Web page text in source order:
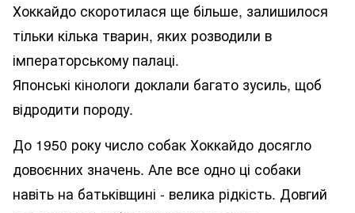
Хоккайдо скоротилася ще більше, залишилося
тільки кілька тварин, яких розводили в
імператорському палаці.
Японські кінологи доклали багато зусиль, щоб
відродити породу.
До 1950 року число собак Хоккайдо досягло
довоєнних значень. Але все одно ці собаки
навіть на батьківщині - велика рідкість. Довгий